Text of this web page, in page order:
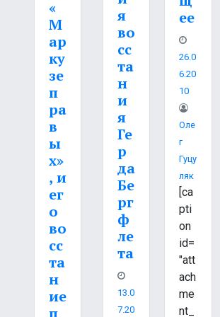
«
М
ар
ку
зе
п
ра
в
ы
х»
, и
ег
о
во
сс
та
н
ие
п
я
во
сс
та
н
и
я
Ге
р
да
Бе
рг
ф
ле
та
13.0
7.20
ее
26.0
6.20
10
Оле
Г
Гуцу
Ляк
[ca
pti
on
id=
"att
ach
me
nt_